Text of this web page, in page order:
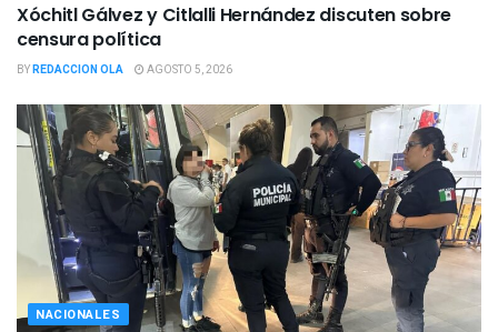
Xóchitl Gálvez y Citlalli Hernández discuten sobre
censura política
BYREDACCION OLA AGOSTO 5, 2026
NACIONALES